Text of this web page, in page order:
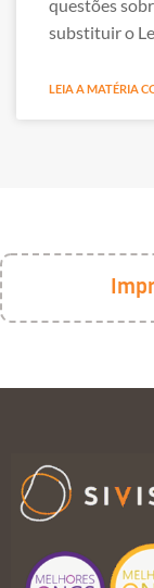
questões
substituir o
LEIA A MATÉRIA